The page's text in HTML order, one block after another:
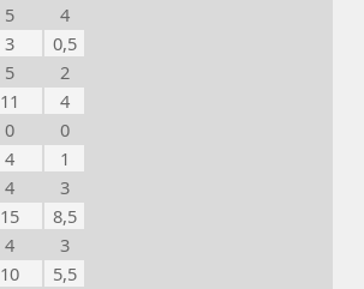
5
4
3
0,5
5
2
11
4
0
0
4
1
4
3
15
8,5
4
3
10
5,5